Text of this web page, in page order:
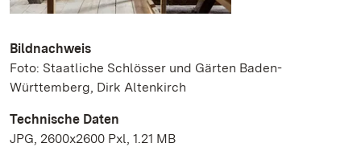
Bildnachweis
Foto: Staatliche Schlösser und Gärten Baden-
Württemberg, Dirk Altenkirch
Technische Daten
JPG, 2600x2600 Pxl, 1.21 MB